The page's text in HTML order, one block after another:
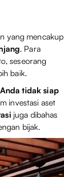
yang mencakup
. Para
seseorang
baik.
tidak siap
investasi aset
juga dibahas
bijak.